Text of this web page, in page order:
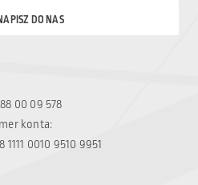
00 09 578
konta:
1111 0010 9510 9951